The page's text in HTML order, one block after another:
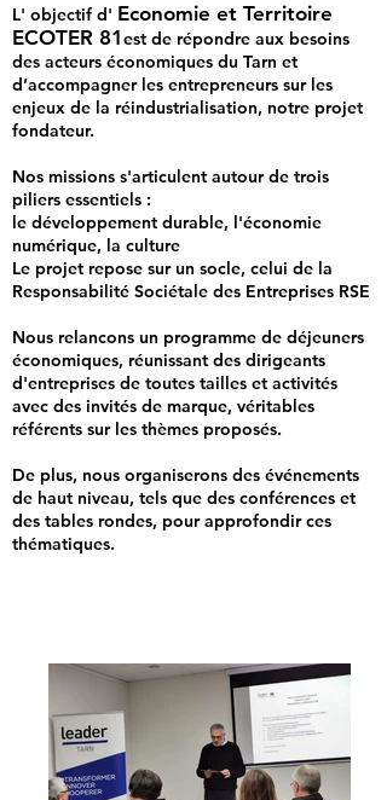
L' objectif d' Economie et Territoire
ECOTER 81est de répondre aux besoins
des acteurs économiques du Tarn et
d’accompagner les entrepreneurs sur les
enjeux de la réindustrialisation, notre projet
fondateur.
Nos missions s'articulent autour de trois
piliers essentiels :
le développement durable, l'économie
numérique, la culture
Le projet repose sur un socle, celui de la
Responsabilité Sociétale des Entreprises RSE
Nous relancons un programme de déjeuners
économiques, réunissant des dirigeants
d'entreprises de toutes tailles et activités
avec des invités de marque, véritables
référents sur les thèmes proposés.
De plus, nous organiserons des événements
de haut niveau, tels que des conférences et
des tables rondes, pour approfondir ces
thématiques.